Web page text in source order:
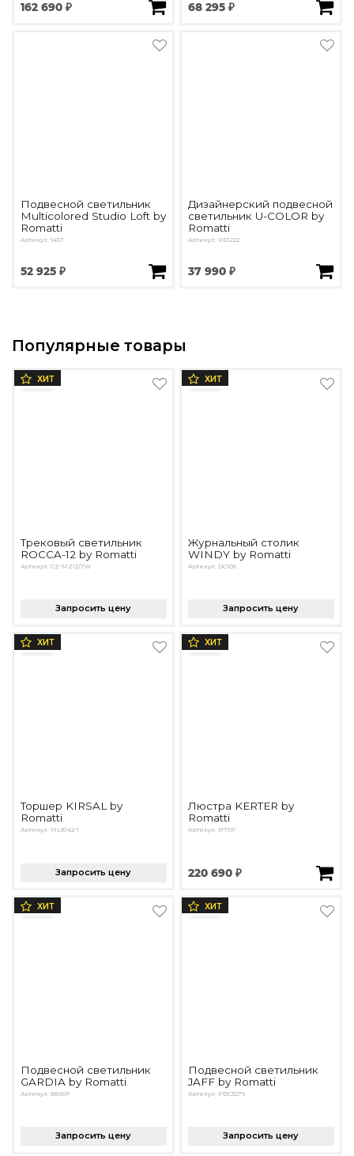
162 690 ₽ 68 295 ₽
Подвесной светильник
Multicolored Studio Loft by
Romatti
Артикул: 1457
52 925 ₽
Дизайнерский подвесной
светильник U-COLOR by
Romatti
Артикул: PD1222
37 990 ₽
Популярные товары
ХИТ
Трековый светильник
ROCCA-12 by Romatti
Артикул: CZ-MZ12/7W
Запросить цену
ХИТ
Журнальный столик
WINDY by Romatti
Артикул: DC106
Запросить цену
ХИТ
Торшер KIRSAL by
Romatti
Артикул: ML8142-1
Запросить цену
ХИТ
Люстра KERTER by
Romatti
Артикул: 9176P
220 690 ₽
ХИТ
Подвесной светильник
GARDIA by Romatti
Артикул: 8896P
Запросить цену
ХИТ
Подвесной светильник
JAFF by Romatti
Артикул: PDC3279
Запросить цену